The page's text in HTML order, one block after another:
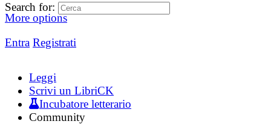
More options
Entra Registrati
Search for:
Leggi
Scrivi un LibriCK
Incubatore letterario
Community